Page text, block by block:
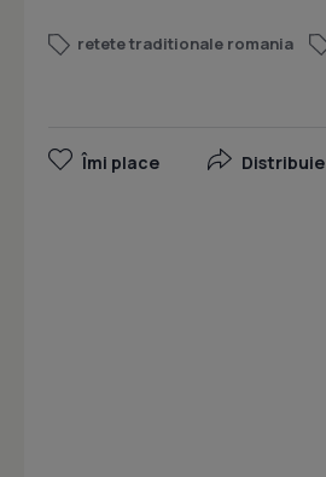
retete traditionale romania
Îmi place Distribuie